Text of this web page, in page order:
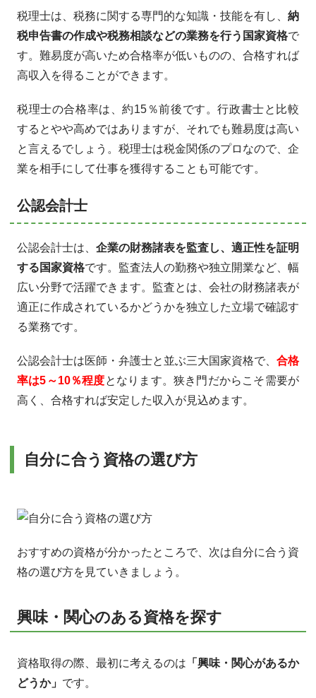
税理士は、税務に関する専門的な知識・技能を有し、 納
税申告書の作成や税務相談などの業務を行う国家資格で
す。難易度が高いため合格率が低いものの、合格すれば
高収入を得ることができます。
税理士の合格率は、約15％前後です。行政書士と比較
するとやや高めではありますが、それでも難易度は高い
と言えるでしょう。税理士は税金関係のプロなので、企
業を相手にして仕事を獲得することも可能です。
公認会計士
公認会計士は、 企業の財務諸表を監査し、適正性を証明
する国家資格です。監査法人の勤務や独立開業など、幅
広い分野で活躍できます。監査とは、会社の財務諸表が
適正に作成されているかどうかを独立した立場で確認す
る業務です。
公認会計士は医師・弁護士と並ぶ三大国家資格で、 合格
率は5～10％程度となります。狭き門だからこそ需要が
高く、合格すれば安定した収入が見込めます。
自分に合う資格の選び方
おすすめの資格が分かったところで、次は自分に合う資
格の選び方を見ていきましょう。
興味・関心のある資格を探す
資格取得の際、最初に考えるのは 「興味・関心があるか
どうか」 です。